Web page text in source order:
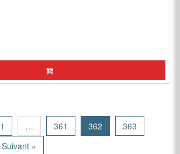
1 … 361 362
363
Suivant »